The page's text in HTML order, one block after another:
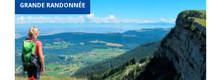
GRANDE RANDONNÉE